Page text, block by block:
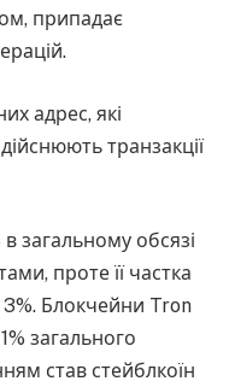
припадає
адрес, які
транзакції
загальному обсязі
проте її частка
3%. Блокчейни Tron
загального
став стейблкоїн